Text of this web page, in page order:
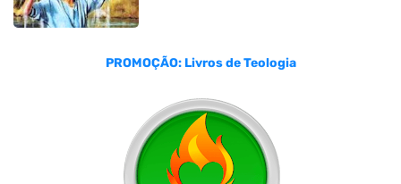
PROMOÇÃO: Livros de Teologia